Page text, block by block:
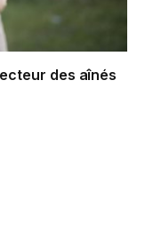
des aînés